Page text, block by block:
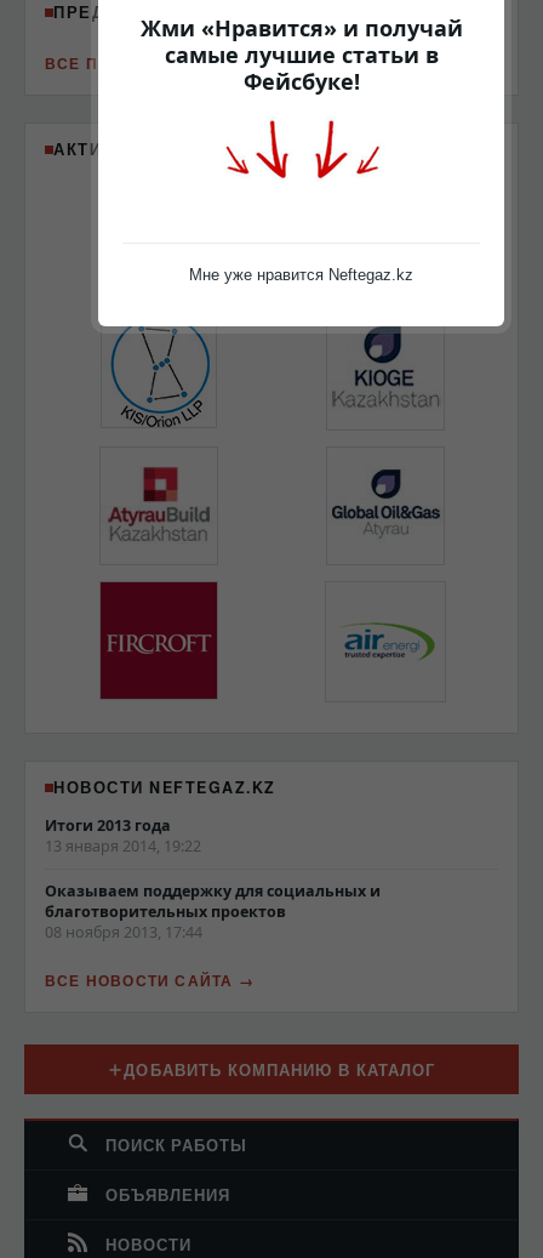
ДОБАВИТЬ КОМПАНИЮ В КАТАЛОГ
ПОИСК РАБОТЫ
ОБЪЯВЛЕНИЯ
НОВОСТИ
ПРЕДСТОЯЩИЕ МЕРОПРИЯТИЯ
ВСЕ ПРЕДСТОЯЩИЕ МЕРОПРИЯТИЯ
АКТИВНЫЕ ПАРТНЁРЫ
НОВОСТИ NEFTEGAZ.KZ
Итоги 2013 года
13 января 2014, 19:22
Оказываем поддержку для социальных и
благотворительных проектов
08 ноября 2013, 17:44
ВСЕ НОВОСТИ САЙТА
Жми «Нравится» и получай
самые лучшие статьи в
Фейсбуке!
Мне уже нравится Neftegaz.kz